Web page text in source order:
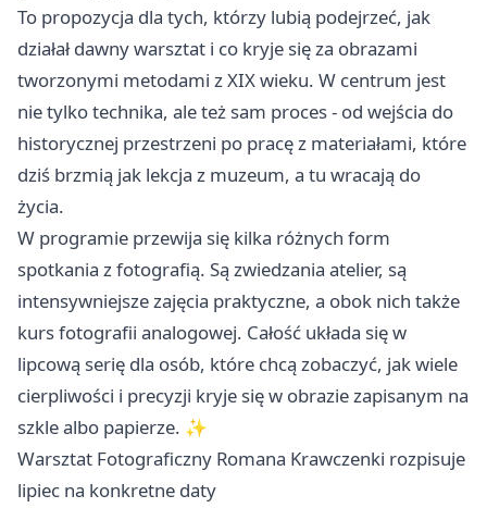
To propozycja dla tych, którzy lubią podejrzeć, jak
działał dawny warsztat i co kryje się za obrazami
tworzonymi metodami z XIX wieku. W centrum jest
nie tylko technika, ale też sam proces - od wejścia do
historycznej przestrzeni po pracę z materiałami, które
dziś brzmią jak lekcja z muzeum, a tu wracają do
życia.
W programie przewija się kilka różnych form
spotkania z fotografią. Są zwiedzania atelier, są
intensywniejsze zajęcia praktyczne, a obok nich także
kurs fotografii analogowej. Całość układa się w
lipcową serię dla osób, które chcą zobaczyć, jak wiele
cierpliwości i precyzji kryje się w obrazie zapisanym na
szkle albo papierze. ✨
Warsztat Fotograficzny Romana Krawczenki rozpisuje
lipiec na konkretne daty